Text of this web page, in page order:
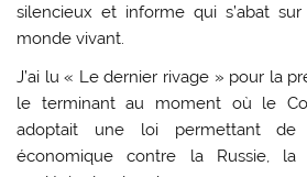
silencieux et informe qui s’abat
monde vivant.
J’ai lu « Le dernier rivage » pour la
le terminant au moment où le
adoptait une loi permettant
économique contre la Russie, la